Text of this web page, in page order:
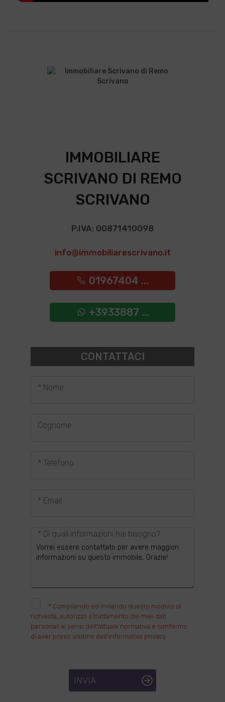
IMMOBILIARE
SCRIVANO DI REMO
SCRIVANO
P.IVA: 00871410098
info@immobiliarescrivano.it
01967404 ...
+3933887 ...
CONTATTACI
* Nome
Cognome
* Telefono
* Email
* Di quali informazioni hai bisogno?
* Compilando ed inviando questo modulo di
richiesta, autorizzo il trattamento dei miei dati
personali ai sensi dell'attuale normativa e confermo
di aver preso visione dell'informativa privacy.
INVIA